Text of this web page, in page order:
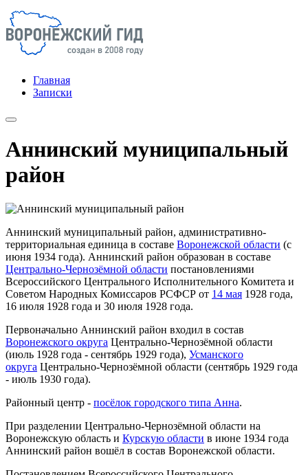
Главная
Записки
Аннинский муниципальный
район
Аннинский муниципальный район, административно-
территориальная единица в составе Воронежской области (с
июня 1934 года). Аннинский район образован в составе
Центрально-Чернозёмной области постановлениями
Всероссийского Центрального Исполнительного Комитета и
Советом Народных Комиссаров РСФСР от 14 мая 1928 года,
16 июля 1928 года и 30 июля 1928 года.
Первоначально Аннинский район входил в состав
Воронежского округа Центрально-Чернозёмной области
(июль 1928 года - сентябрь 1929 года), Усманского
округа Центрально-Чернозёмной области (сентябрь 1929 года
- июль 1930 года).
Районный центр - посёлок городского типа Анна.
При разделении Центрально-Чернозёмной области на
Воронежскую область и Курскую области в июне 1934 года
Аннинский район вошёл в состав Воронежской области.